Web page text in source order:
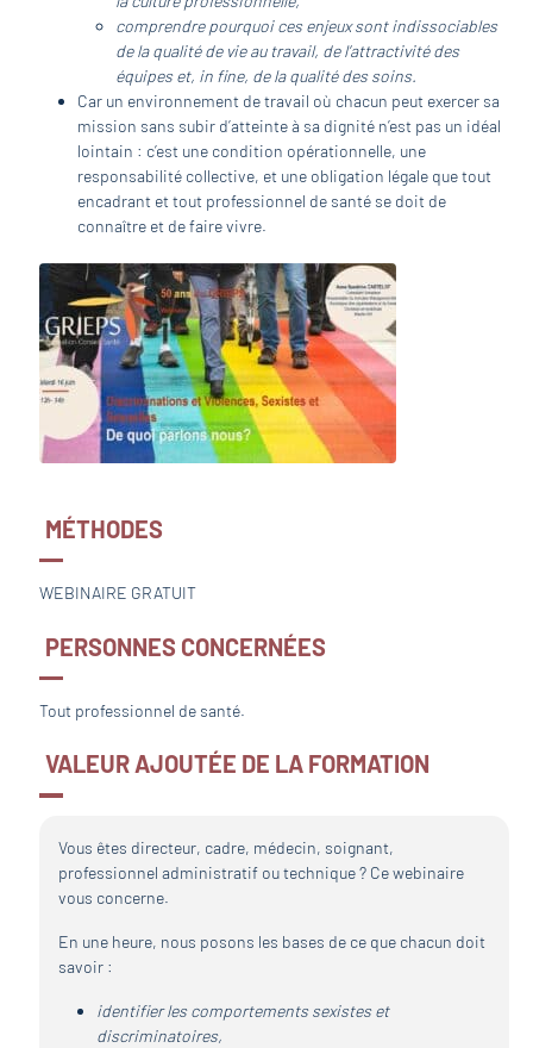
comprendre pourquoi ces enjeux sont indissociables
de la qualité de vie au travail, de l’attractivité des
équipes et, in fine, de la qualité des soins.
Car un environnement de travail où chacun peut exercer sa
mission sans subir d’atteinte à sa dignité n’est pas un idéal
lointain : c’est une condition opérationnelle, une
responsabilité collective, et une obligation légale que tout
encadrant et tout professionnel de santé se doit de
connaître et de faire vivre.
MÉTHODES
WEBINAIRE GRATUIT
PERSONNES CONCERNÉES
Tout professionnel de santé.
VALEUR AJOUTÉE DE LA FORMATION
Vous êtes directeur, cadre, médecin, soignant,
professionnel administratif ou technique ? Ce webinaire
vous concerne.
En une heure, nous posons les bases de ce que chacun doit
savoir :
identifier les comportements sexistes et
discriminatoires,